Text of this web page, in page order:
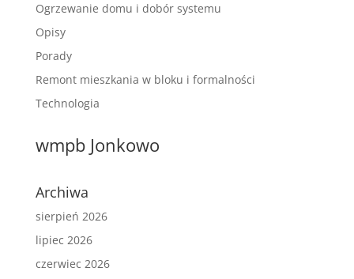
Ogrzewanie domu i dobór systemu
Opisy
Porady
Remont mieszkania w bloku i formalności
Technologia
wmpb Jonkowo
Archiwa
sierpień 2026
lipiec 2026
czerwiec 2026